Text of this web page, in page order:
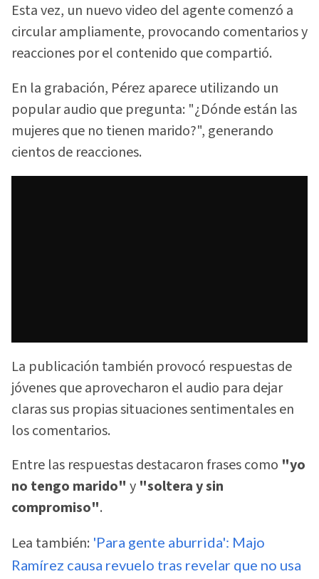
Esta vez, un nuevo video del agente comenzó a
circular ampliamente, provocando comentarios y
reacciones por el contenido que compartió.
En la grabación, Pérez aparece utilizando un
popular audio que pregunta: "¿Dónde están las
mujeres que no tienen marido?", generando
cientos de reacciones.
La publicación también provocó respuestas de
jóvenes que aprovecharon el audio para dejar
claras sus propias situaciones sentimentales en
los comentarios.
Entre las respuestas destacaron frases como "yo
no tengo marido" y "soltera y sin
compromiso".
Lea también: 'Para gente aburrida': Majo
Ramírez causa revuelo tras revelar que no usa